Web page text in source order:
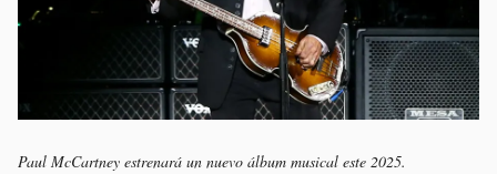
Paul McCartney estrenará un nuevo álbum musical este 2025.